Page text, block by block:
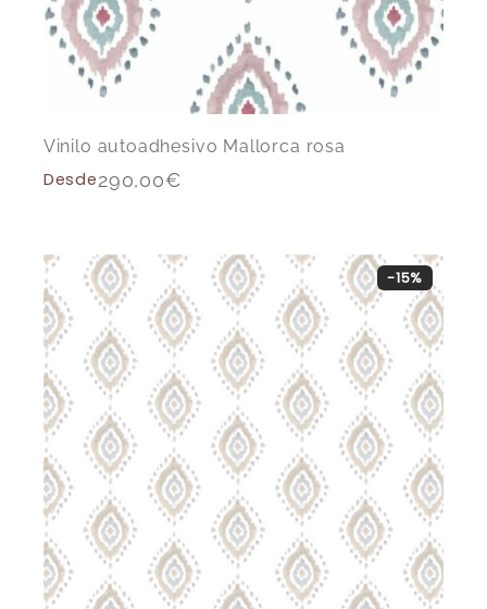
Vinilo autoadhesivo Mallorca rosa
Desde290,00€
-15%